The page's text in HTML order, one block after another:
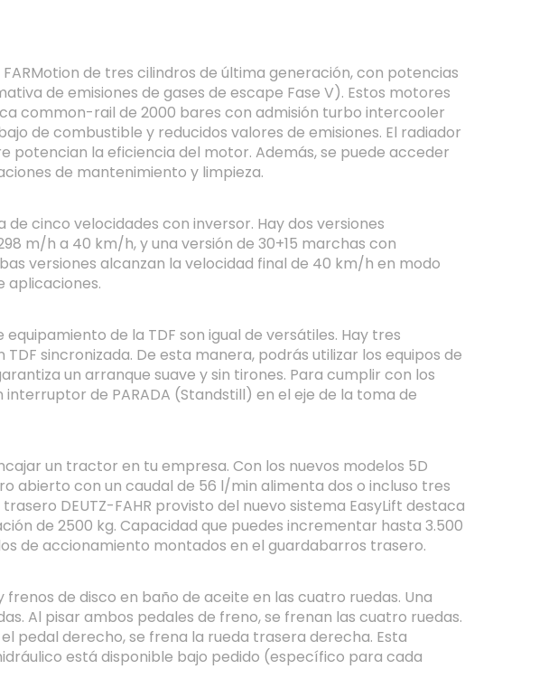
de tres cilindros de última generación, con potencias
de emisiones de gases de escape Fase V). Estos motores
common-rail de 2000 bares con admisión turbo intercooler
de combustible y reducidos valores de emisiones. El radiador
la eficiencia del motor. Además, se puede acceder
de mantenimiento y limpieza.
cinco velocidades con inversor. Hay dos versiones
m/h a 40 km/h, y una versión de 30+15 marchas con
versiones alcanzan la velocidad final de 40 km/h en modo
aplicaciones.
de la TDF son igual de versátiles. Hay tres
sincronizada. De esta manera, podrás utilizar los equipos de
un arranque suave y sin tirones. Para cumplir con los
de PARADA (Standstill) en el eje de la toma de
un tractor en tu empresa. Con los nuevos modelos 5D
abierto con un caudal de 56 l/min alimenta dos o incluso tres
DEUTZ-FAHR provisto del nuevo sistema EasyLift destaca
de 2500 kg. Capacidad que puedes incrementar hasta 3.500
de accionamiento montados en el guardabarros trasero.
de disco en baño de aceite en las cuatro ruedas. Una
Al pisar ambos pedales de freno, se frenan las cuatro ruedas.
pedal derecho, se frena la rueda trasera derecha. Esta
está disponible bajo pedido (específico para cada